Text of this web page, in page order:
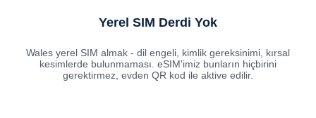
Yerel SIM Derdi Yok
Wales yerel SIM almak - dil engeli, kimlik gereksinimi, kırsal
kesimlerde bulunmaması. eSIM'imiz bunların hiçbirini
gerektirmez, evden QR kod ile aktive edilir.